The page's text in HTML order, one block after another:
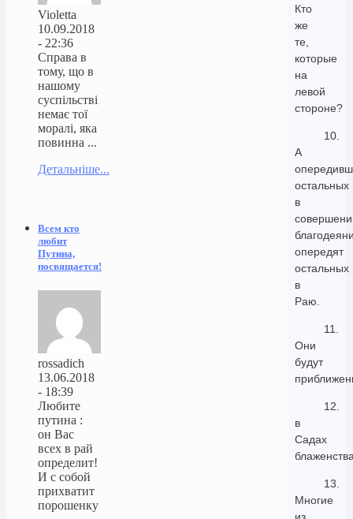
Кто
же
те,
которые
на
левой
стороне?
10.
А
остальных
в
опередят
остальных
в
Раю.
11.
Они
будут
12.
в
Садах
13.
Многие
Violetta
10.09.2018
- 22:36
Справа в
тому, що в
нашому
суспільстві
немає тої
моралі, яка
повинна ...
Детальніше...
Всем кто
любит
Путина,
посвящается!
rossadich
13.06.2018
- 18:39
Любите
путина :
он Вас
всех в рай
определит!
И с собой
прихватит
порошенку